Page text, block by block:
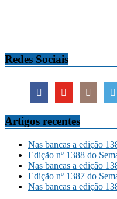
Redes Sociais
Artigos recentes
Nas bancas a edição
Edição nº 1388 do
Nas bancas a edição
Edição nº 1387 do
Nas bancas a edição